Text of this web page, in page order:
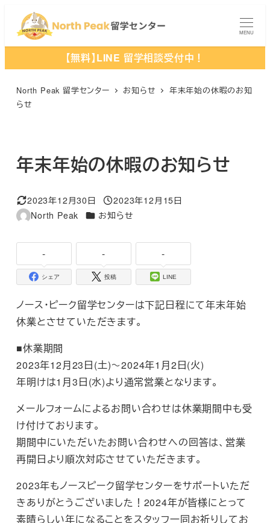
ン
MENU
【無料】LINE 留学相談受付中！
North Peak 留学センター お知らせ
年末年始の休暇のお知
らせ
年末年始の休暇のお知らせ
更新日
2023年12月30日
投稿日
2023年12月15日
著
North Peak カテゴリー
お知らせ
-
シェア
-
投稿
-
LINE
ノース・ピーク留学センターは下記日程にて年末年始
休業とさせていただきます。
■休業期間
2023年12月23日(土)～2024年1月2日(火)
年明けは1月3日(水)より通常営業となります。
メールフォームによるお問い合わせは休業期間中も受
け付けております。
期間中にいただいたお問い合わせへの回答は、営業
再開日より順次対応させていただきます。
2023年もノースピーク留学センターをサポートいただ
きありがとうございました！2024年が皆様にとって
素晴らしい年になることをスタッフ一同お祈りしてお